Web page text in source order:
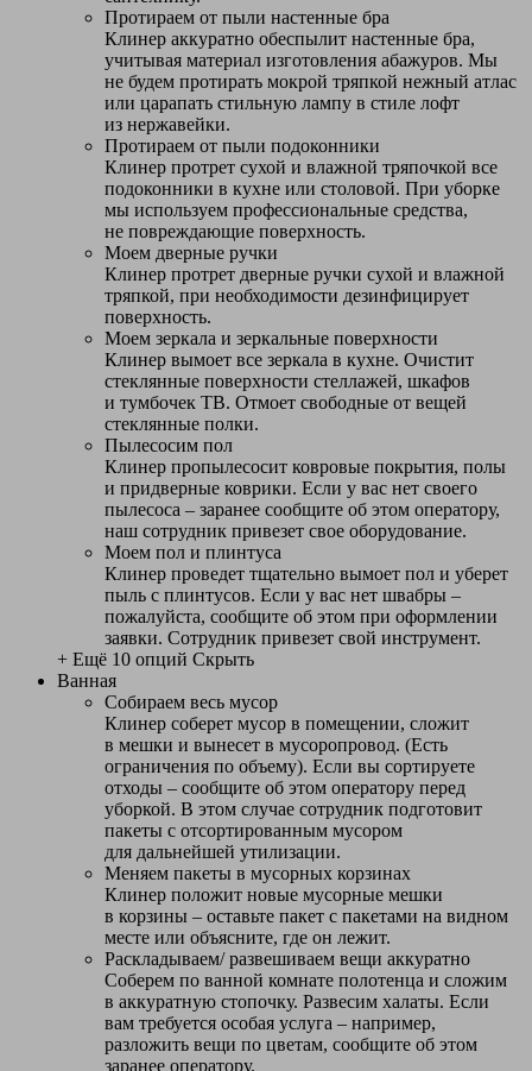
Протираем от пыли настенные бра
Клинер аккуратно обеспылит настенные бра,
учитывая материал изготовления абажуров. Мы
не будем протирать мокрой тряпкой нежный атлас
или царапать стильную лампу в стиле лофт
из нержавейки.
Протираем от пыли подоконники
Клинер протрет сухой и влажной тряпочкой все
подоконники в кухне или столовой. При уборке
мы используем профессиональные средства,
не повреждающие поверхность.
Моем дверные ручки
Клинер протрет дверные ручки сухой и влажной
тряпкой, при необходимости дезинфицирует
поверхность.
Моем зеркала и зеркальные поверхности
Клинер вымоет все зеркала в кухне. Очистит
стеклянные поверхности стеллажей, шкафов
и тумбочек ТВ. Отмоет свободные от вещей
стеклянные полки.
Пылесосим пол
Клинер пропылесосит ковровые покрытия, полы
и придверные коврики. Если у вас нет своего
пылесоса – заранее сообщите об этом оператору,
наш сотрудник привезет свое оборудование.
Моем пол и плинтуса
Клинер проведет тщательно вымоет пол и уберет
пыль с плинтусов. Если у вас нет швабры –
пожалуйста, сообщите об этом при оформлении
заявки. Сотрудник привезет свой инструмент.
+ Ещё 10 опций Скрыть
Ванная
Собираем весь мусор
Клинер соберет мусор в помещении, сложит
в мешки и вынесет в мусоропровод. (Есть
ограничения по объему). Если вы сортируете
отходы – сообщите об этом оператору перед
уборкой. В этом случае сотрудник подготовит
пакеты с отсортированным мусором
для дальнейшей утилизации.
Меняем пакеты в мусорных корзинах
Клинер положит новые мусорные мешки
в корзины – оставьте пакет с пакетами на видном
месте или объясните, где он лежит.
Раскладываем/ развешиваем вещи аккуратно
Соберем по ванной комнате полотенца и сложим
в аккуратную стопочку. Развесим халаты. Если
вам требуется особая услуга – например,
разложить вещи по цветам, сообщите об этом
заранее оператору.